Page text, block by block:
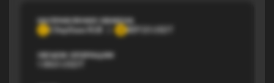
НАПРАВЛЕНИЕ ОБМЕНА
Сбербанк RUB BEP20 USDT
ОБЪЕМ ОПЕРАЦИИ